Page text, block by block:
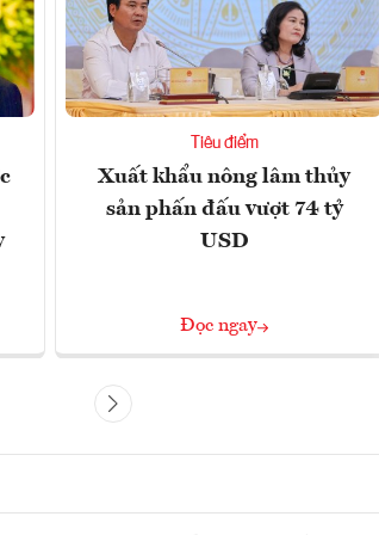
Tiêu điểm
Xuất khẩu nông lâm thủy
sản phấn đấu vượt 74 tỷ
USD
Đọc ngay